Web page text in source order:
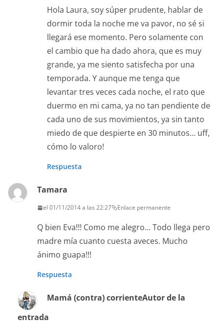
Hola Laura, soy súper prudente, hablar de
dormir toda la noche me va pavor, no sé si
llegará ese momento. Pero solamente con
el cambio que ha dado ahora, que es muy
grande, ya me siento satisfecha por una
temporada. Y aunque me tenga que
levantar tres veces cada noche, el rato que
duermo en mi cama, ya no tan pendiente de
cada uno de sus movimientos, ya sin tanto
miedo de que despierte en 30 minutos… uff,
cómo lo valoro!
Respuesta
Tamara
el 01/11/2014 a las 22:27 Enlace permanente
Q bien Eva!!! Como me alegro… Todo llega pero
madre mía cuanto cuesta aveces. Mucho
ánimo guapa!!!
Respuesta
Mamá (contra) corrienteAutor de la
entrada